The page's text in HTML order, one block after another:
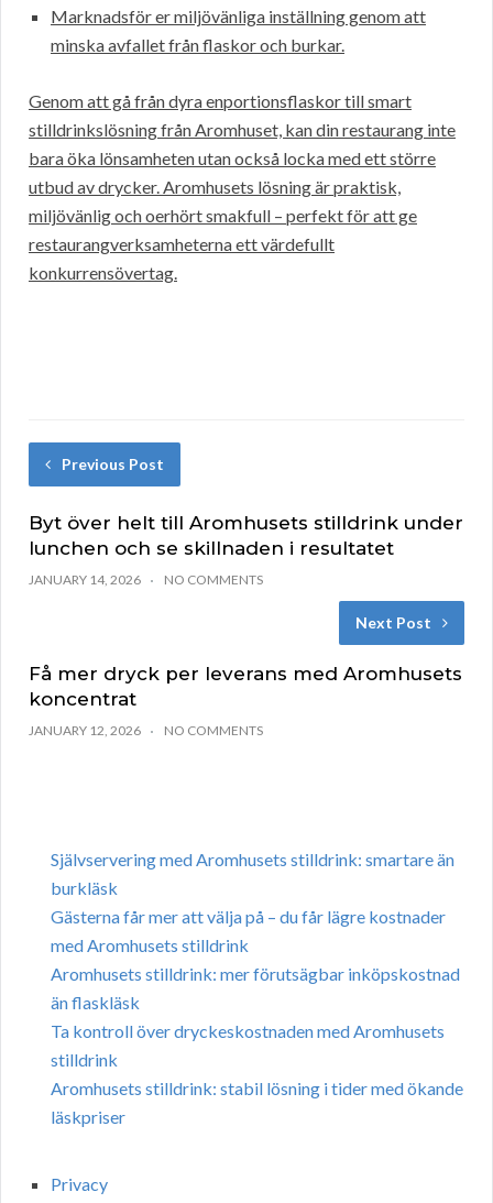
Marknadsför er miljövänliga inställning genom att
minska avfallet från flaskor och burkar.
Genom att gå från dyra enportionsflaskor till smart
stilldrinkslösning från Aromhuset, kan din restaurang inte
bara öka lönsamheten utan också locka med ett större
utbud av drycker. Aromhusets lösning är praktisk,
miljövänlig och oerhört smakfull – perfekt för att ge
restaurangverksamheterna ett värdefullt
konkurrensövertag.
Previous Post
Byt över helt till Aromhusets stilldrink under
lunchen och se skillnaden i resultatet
JANUARY 14, 2026 NO COMMENTS
Next Post
Få mer dryck per leverans med Aromhusets
koncentrat
JANUARY 12, 2026 NO COMMENTS
Självservering med Aromhusets stilldrink: smartare än
burkläsk
Gästerna får mer att välja på – du får lägre kostnader
med Aromhusets stilldrink
Aromhusets stilldrink: mer förutsägbar inköpskostnad
än flaskläsk
Ta kontroll över dryckeskostnaden med Aromhusets
stilldrink
Aromhusets stilldrink: stabil lösning i tider med ökande
läskpriser
Privacy